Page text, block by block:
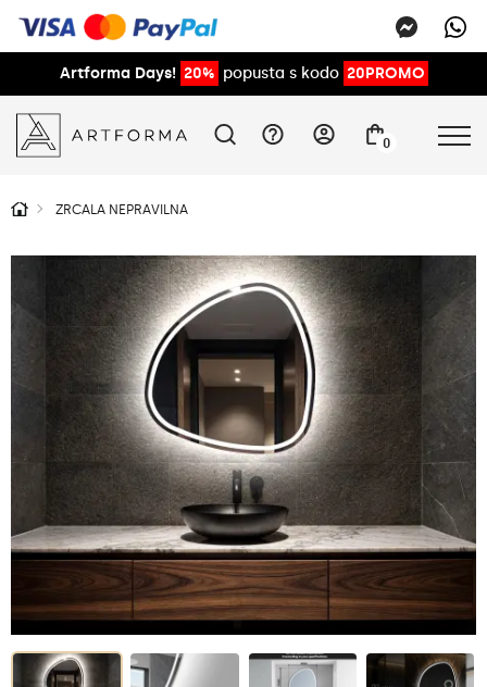
Artforma Days! 20% popusta s kodo 20PROMO
0
ZRCALA NEPRAVILNA